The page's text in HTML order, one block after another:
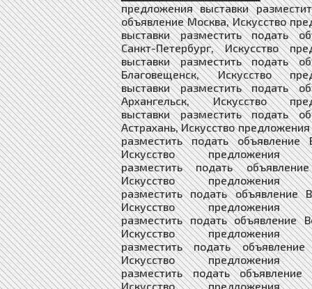
предложения выставки
объявление Москва, Искусство
выставки разместить подать
Санкт-Петербург, Искусство
выставки разместить подать
Благовещенск, Искусство
выставки разместить подать
Архангельск, Искусство
выставки разместить подать
Астрахань, Искусство
разместить подать объявление
Искусство предложения
разместить подать
Искусство предложения
разместить подать объявление
Искусство предложения
разместить подать объявление
Искусство предложения
разместить подать объявление
Искусство предложения
разместить подать объявление
Искусство предложения